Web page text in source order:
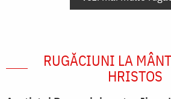
RUGĂCIUNI LA
HRISTOS